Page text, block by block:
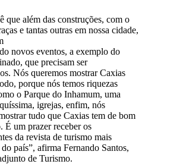
que além das construções, com o
e tantas outras em nossa cidade,
novos eventos, a exemplo do
que precisam ser
Nós queremos mostrar Caxias
porque nós temos riquezas
o Parque do Inhamum, uma
igrejas, enfim, nós
tudo que Caxias tem de bom
É um prazer receber os
da revista de turismo mais
país”, afirma Fernando Santos,
de Turismo.